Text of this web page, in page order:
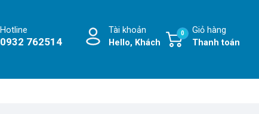
Hotline
0932 762514
Tài khoản
Hello, Khách
Giỏ hàng
Thanh toán
0